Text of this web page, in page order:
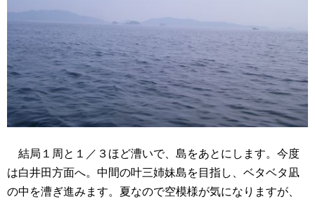
結局１周と１／３ほど漕いで、島をあとにします。今度
は白井田方面へ。中間の叶三姉妹島を目指し、ベタベタ凪
の中を漕ぎ進みます。夏なので空模様が気になりますが、